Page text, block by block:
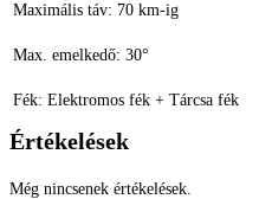
Maximális táv: 70 km-ig
Max. emelkedő: 30°
Fék: Elektromos fék + Tárcsa fék
Értékelések
Még nincsenek értékelések.